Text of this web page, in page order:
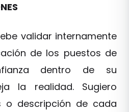
validar internamente
de los puestos de
dentro de su
la realidad. Sugiero
o descripción de cada